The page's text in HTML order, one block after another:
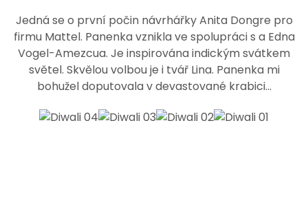
Jedná se o první počin návrhářky Anita Dongre pro
firmu Mattel. Panenka vznikla ve spolupráci s a Edna
Vogel-Amezcua. Je inspirována indickým svátkem
světel. Skvělou volbou je i tvář Lina. Panenka mi
bohužel doputovala v devastované krabici...